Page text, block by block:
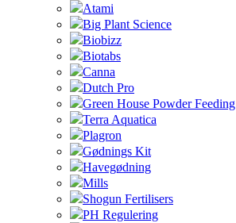
Atami
Big Plant Science
Biobizz
Biotabs
Canna
Dutch Pro
Green House Powder Feeding
Terra Aquatica
Plagron
Gødnings Kit
Havegødning
Mills
Shogun Fertilisers
PH Regulering